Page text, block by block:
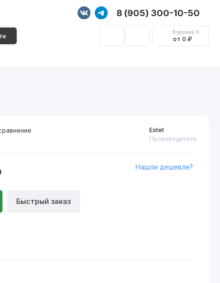
8 (905) 300-10-50
Корзина 0
от 0 ₽
Estet
Производитель
Быстрый заказ
Нашли дешевле?